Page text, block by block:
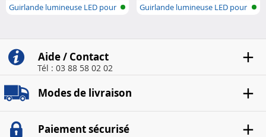
Guirlande lumineuse LED pour
Guirlande lumineuse LED pour
Aide / Contact
Tél : 03 88 58 02 02
Modes de livraison
Paiement sécurisé